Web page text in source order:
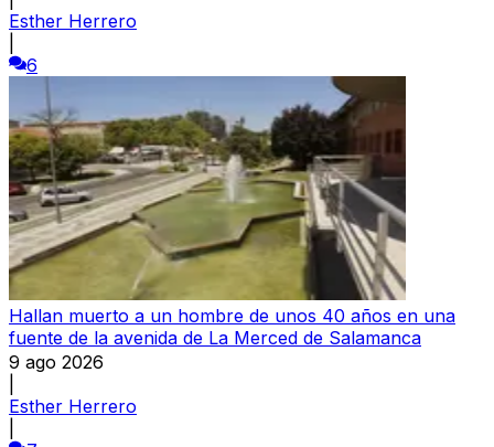
Esther Herrero
6
Hallan muerto a un hombre de unos 40 años en una
fuente de la avenida de La Merced de Salamanca
9 ago 2026
Esther Herrero